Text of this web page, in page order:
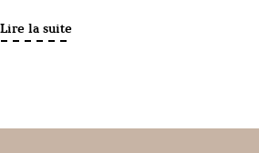
Lire la suite